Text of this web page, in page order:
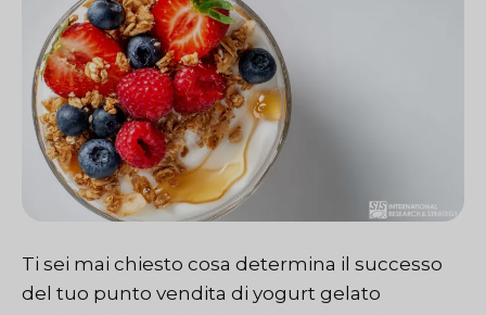
Ti sei mai chiesto cosa determina il successo
del tuo punto vendita di yogurt gelato